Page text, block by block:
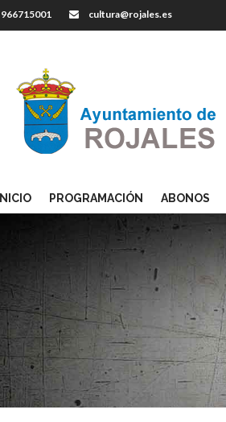
966715001 cultura@rojales.es
INICIO PROGRAMACIÓN ABONOS